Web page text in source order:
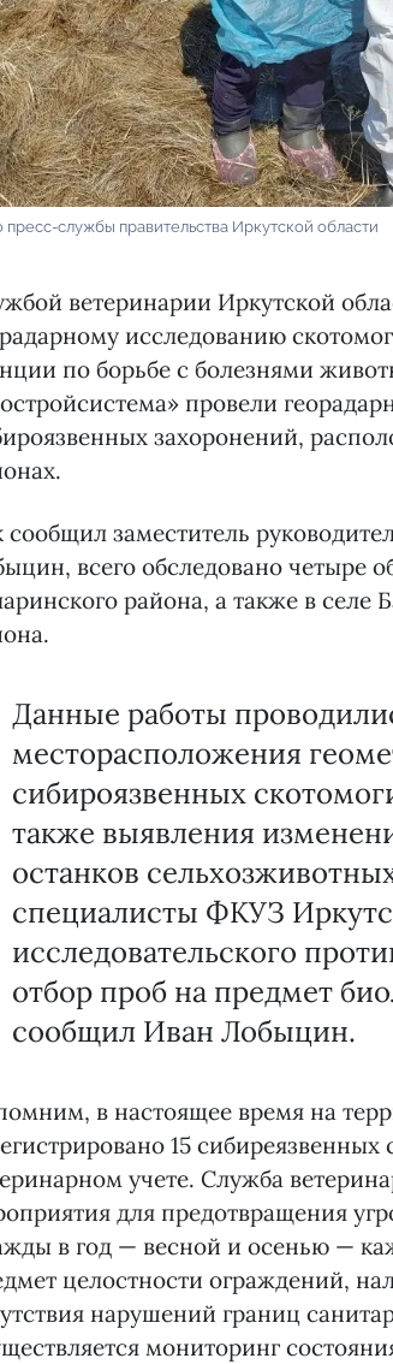
пресс-службы правительства Иркутской области
ветеринарии Иркутской
исследованию
по борьбе с болезнями
провели
захоронений,
сообщил заместитель
всего обследовано четыре
района, а также в селе
Данные работы
месторасположения
сибироязвенных
также выявления
останков
специалисты ФКУЗ
исследовательского
отбор проб на предмет
сообщил Иван Лобыцин.
в настоящее время на
15
учете. Служба
для предотвращения
в год — весной и осенью —
целостности ограждений,
нарушений границ
мониторинг